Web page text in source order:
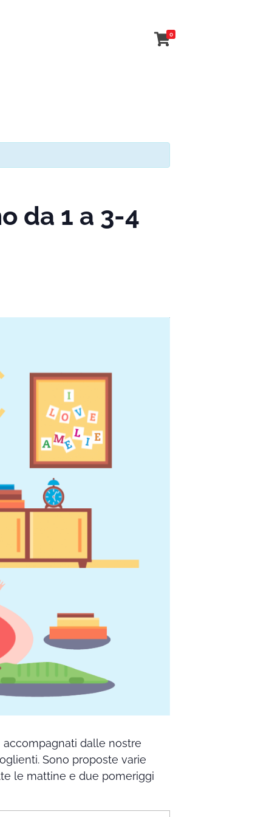
0
da 1 a 3-4
accompagnati dalle nostre
Sono proposte varie
le mattine e due pomeriggi